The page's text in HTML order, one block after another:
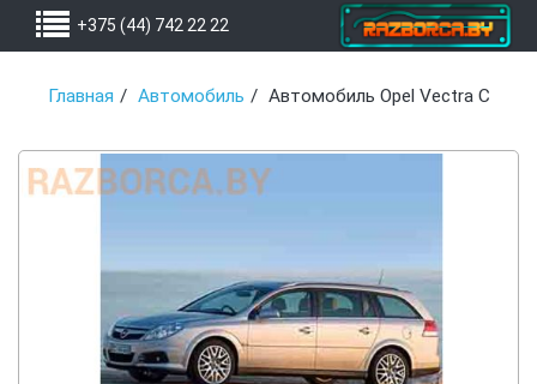
+375 (44) 742 22 22
Главная Автомобиль Автомобиль Opel Vectra C